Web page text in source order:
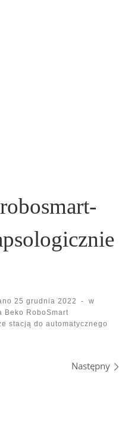
25 grudnia 2022 -
w
Beko RoboSmart
stacją do automatycznego
Następny